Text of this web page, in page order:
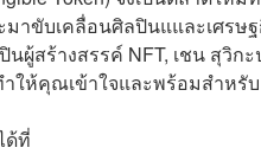
าขับเคลื่อนศิลปินแและเศรษ
ผู้สร้างสรรค์ NFT, เชน สุวิก
ให้คุณเข้าใจและพร้อมสำหรั
ด้ที่